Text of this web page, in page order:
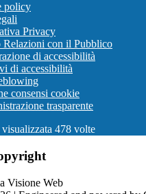
policy
Privacy
con il Pubblico
di accessibilità
di accessibilità
consensi cookie
trasparente
478 volte